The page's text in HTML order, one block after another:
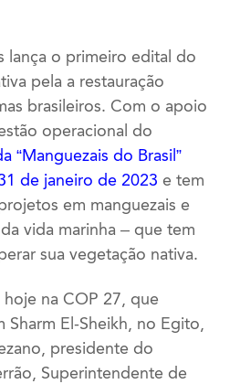
lança o primeiro edital do
pela a restauração
brasileiros. Com o apoio
operacional do
“Manguezais do Brasil”
de janeiro de 2023 e tem
em manguezais e
vida marinha – que tem
sua vegetação nativa.
na COP 27, que
Sharm El-Sheikh, no Egito,
presidente do
Superintendente de